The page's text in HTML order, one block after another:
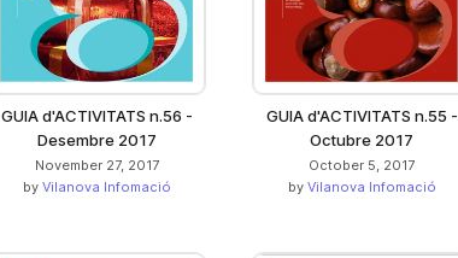
GUIA d'ACTIVITATS n.56 -
Desembre 2017
November 27, 2017
by Vilanova Infomació
GUIA d'ACTIVITATS n.55 -
Octubre 2017
October 5, 2017
by Vilanova Infomació